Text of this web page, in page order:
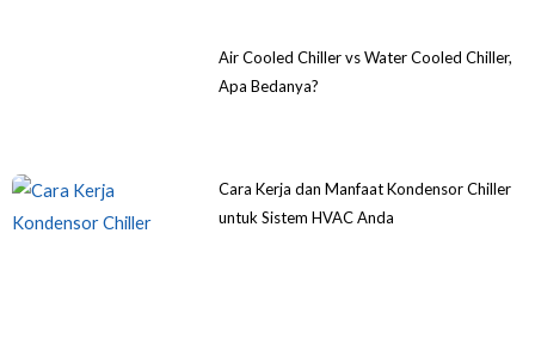
Air Cooled Chiller vs Water Cooled Chiller,
Apa Bedanya?
Cara Kerja dan Manfaat Kondensor Chiller
untuk Sistem HVAC Anda